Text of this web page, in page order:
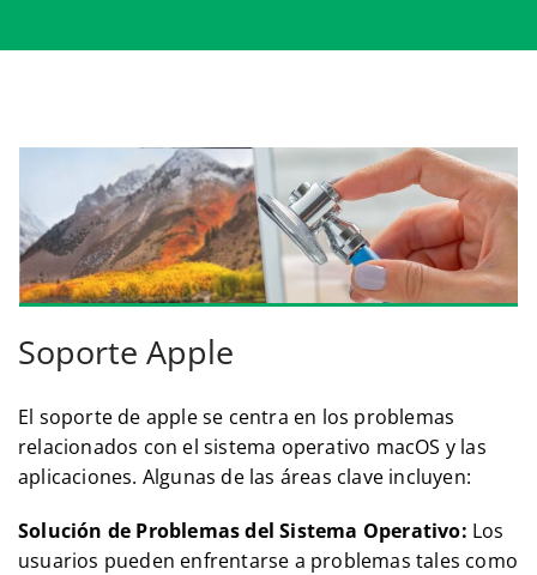
Soporte Apple
El soporte de apple se centra en los problemas
relacionados con el sistema operativo macOS y las
aplicaciones. Algunas de las áreas clave incluyen:
Solución de Problemas del Sistema Operativo: Los
usuarios pueden enfrentarse a problemas tales como